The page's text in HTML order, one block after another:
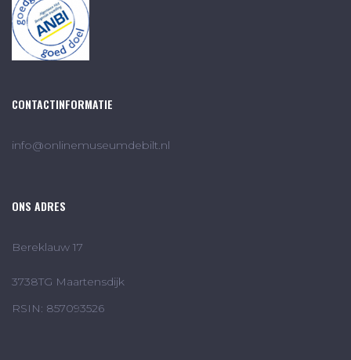
CONTACTINFORMATIE
info@onlinemuseumdebilt.nl
ONS ADRES
Bereklauw 17
3738TG Maartensdijk
RSIN: 857093526